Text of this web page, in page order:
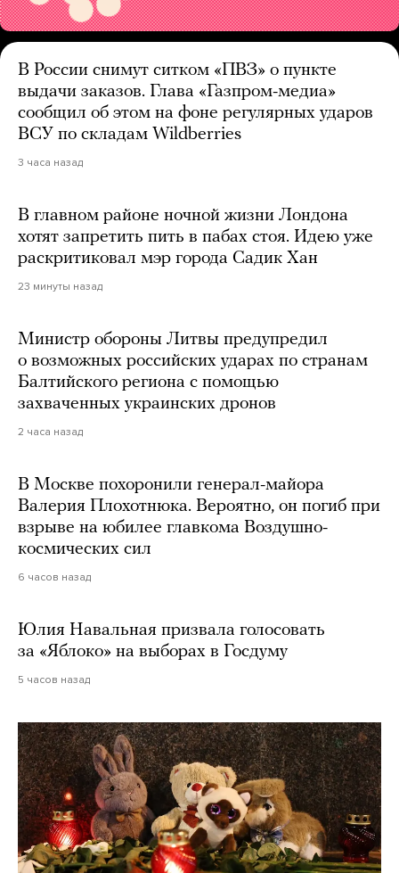
В России снимут ситком «ПВЗ» о пункте
выдачи заказов. Глава «Газпром-медиа»
сообщил об этом на фоне регулярных ударов
ВСУ по складам Wildberries
3 часа назад
В главном районе ночной жизни Лондона
хотят запретить пить в пабах стоя. Идею уже
раскритиковал мэр города Садик Хан
23 минуты назад
Министр обороны Литвы предупредил
о возможных российских ударах по странам
Балтийского региона с помощью
захваченных украинских дронов
2 часа назад
В Москве похоронили генерал-майора
Валерия Плохотнюка. Вероятно, он погиб при
взрыве на юбилее главкома Воздушно-
космических сил
6 часов назад
Юлия Навальная призвала голосовать
за «Яблоко» на выборах в Госдуму
5 часов назад